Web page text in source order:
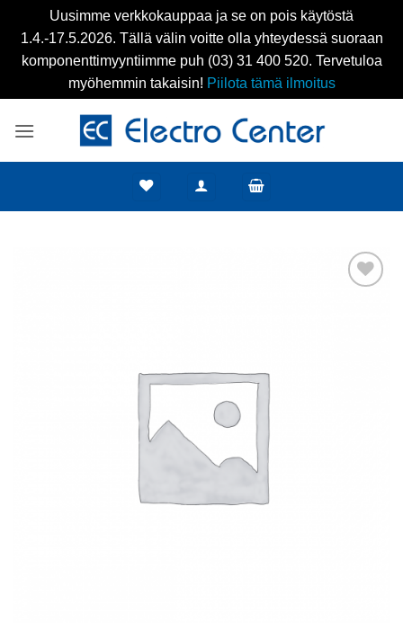
Uusimme verkkokauppaa ja se on pois käytöstä
1.4.-17.5.2026. Tällä välin voitte olla yhteydessä suoraan
komponenttimyyntiimme puh (03) 31 400 520. Tervetuloa
myöhemmin takaisin! Piilota tämä ilmoitus